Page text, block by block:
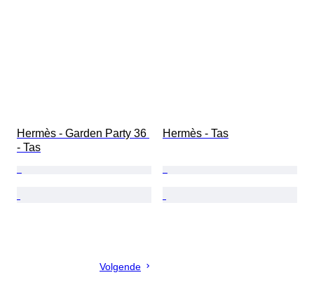
Hermès - Garden Party 36
- Tas
Hermès - Tas
Volgende